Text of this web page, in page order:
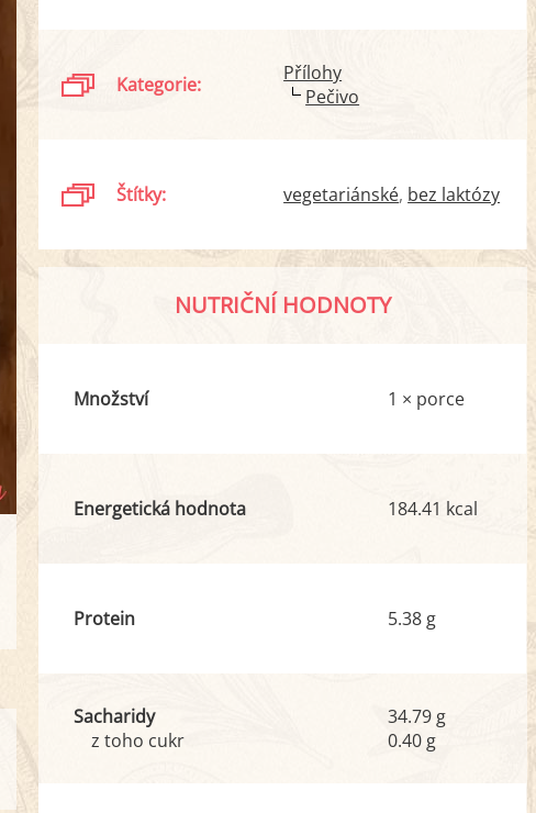
Kategorie:
Přílohy
Pečivo
Štítky: vegetariánské bez laktózy
NUTRIČNÍ HODNOTY
Množství 1 × porce
Energetická hodnota 184.41 kcal
Protein 5.38 g
Sacharidy
z toho cukr
34.79 g
0.40 g